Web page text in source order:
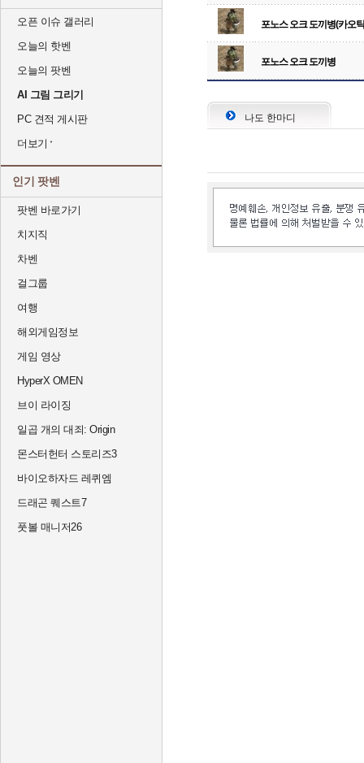
오픈 이슈 갤러리
오늘의 핫벤
오늘의 팟벤
AI 그림 그리기
PC 견적 게시판
더보기
인기 팟벤
팟벤 바로가기
치지직
차벤
걸그룹
여행
해외게임정보
게임 영상
HyperX OMEN
브이 라이징
일곱 개의 대죄: Origin
몬스터헌터 스토리즈3
바이오하자드 레퀴엠
드래곤 퀘스트7
풋볼 매니저26
포노스 오크 도끼병(카오
포노스 오크 도끼병
나도 한마디